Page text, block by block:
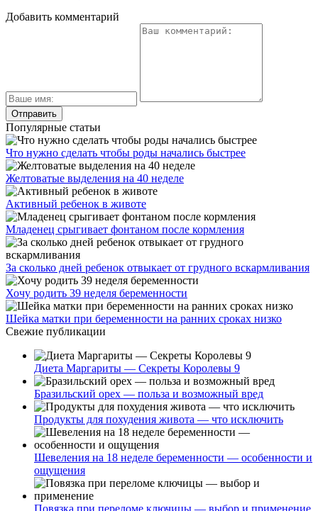
Добавить комментарий
Популярные статьи
Что нужно сделать чтобы роды начались быстрее
Желтоватые выделения на 40 неделе
Активный ребенок в животе
Младенец срыгивает фонтаном после кормления
За сколько дней ребенок отвыкает от грудного вскармливания
Хочу родить 39 неделя беременности
Шейка матки при беременности на ранних сроках низко
Свежие публикации
Диета Маргариты — Секреты Королевы 9
Бразильский орех — польза и возможный вред
Продукты для похудения живота — что исключить
Шевеления на 18 неделе беременности — особенности и
ощущения